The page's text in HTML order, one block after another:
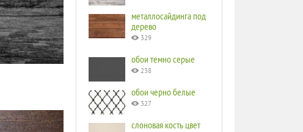
металлосайдинга под
дерево
329
обои темно серые
238
обои черно белые
327
слоновая кость цвет